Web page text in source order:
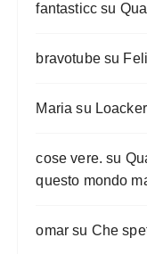
fantasticc su
bravotubesu
Maria su
cose vere. su
questo mondo
omar su Che